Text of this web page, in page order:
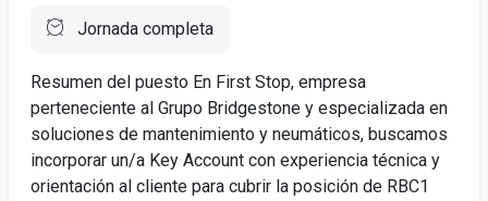
Jornada completa
Resumen del puesto En First Stop, empresa
perteneciente al Grupo Bridgestone y especializada en
soluciones de mantenimiento y neumáticos, buscamos
incorporar un/a Key Account con experiencia técnica y
orientación al cliente para cubrir la posición de RBC1